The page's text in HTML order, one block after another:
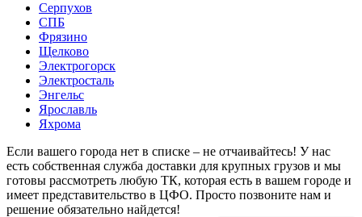
Серпухов
СПБ
Фрязино
Щелково
Электрогорск
Электросталь
Энгельс
Ярославль
Яхрома
Если вашего города нет в списке – не отчаивайтесь! У нас
есть собственная служба доставки для крупных грузов и мы
готовы рассмотреть любую ТК, которая есть в вашем городе и
имеет представительство в ЦФО. Просто позвоните нам и
решение обязательно найдется!